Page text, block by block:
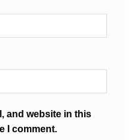
and website in this
I comment.